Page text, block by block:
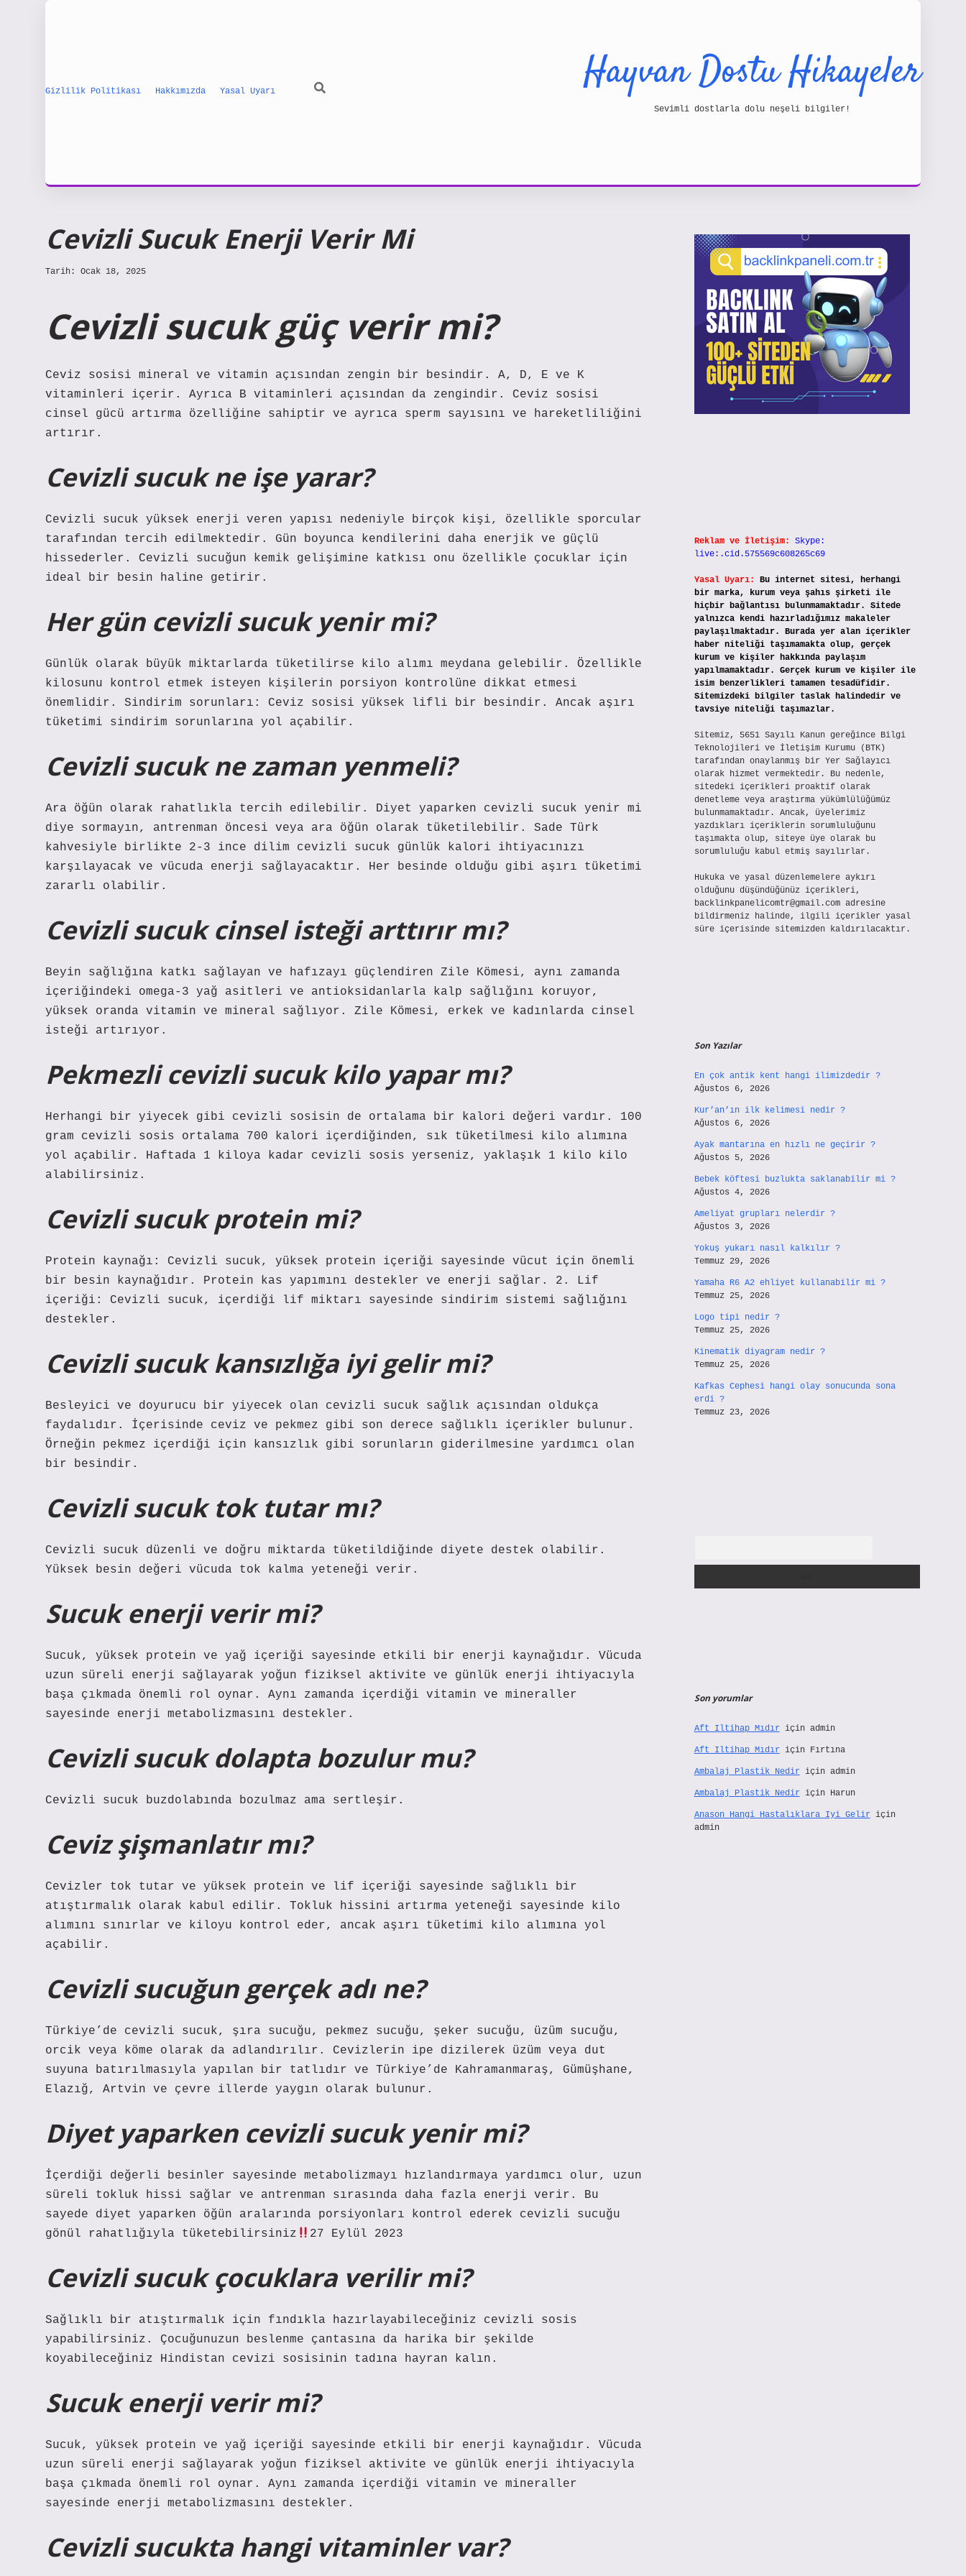
Gizlilik Politikası Hakkımızda Yasal Uyarı Hayvan Dostu Hikayeler
Sevimli dostlarla dolu neşeli bilgiler!
Cevizli Sucuk Enerji Verir Mi
Tarih: Ocak 18, 2025
Cevizli sucuk güç verir mi?
Ceviz sosisi mineral ve vitamin açısından zengin bir besindir. A, D, E ve K
vitaminleri içerir. Ayrıca B vitaminleri açısından da zengindir. Ceviz sosisi
cinsel gücü artırma özelliğine sahiptir ve ayrıca sperm sayısını ve hareketliliğini
artırır.
Cevizli sucuk ne işe yarar?
Cevizli sucuk yüksek enerji veren yapısı nedeniyle birçok kişi, özellikle sporcular
tarafından tercih edilmektedir. Gün boyunca kendilerini daha enerjik ve güçlü
hissederler. Cevizli sucuğun kemik gelişimine katkısı onu özellikle çocuklar için
ideal bir besin haline getirir.
Her gün cevizli sucuk yenir mi?
Günlük olarak büyük miktarlarda tüketilirse kilo alımı meydana gelebilir. Özellikle
kilosunu kontrol etmek isteyen kişilerin porsiyon kontrolüne dikkat etmesi
önemlidir. Sindirim sorunları: Ceviz sosisi yüksek lifli bir besindir. Ancak aşırı
tüketimi sindirim sorunlarına yol açabilir.
Cevizli sucuk ne zaman yenmeli?
Ara öğün olarak rahatlıkla tercih edilebilir. Diyet yaparken cevizli sucuk yenir mi
diye sormayın, antrenman öncesi veya ara öğün olarak tüketilebilir. Sade Türk
kahvesiyle birlikte 2-3 ince dilim cevizli sucuk günlük kalori ihtiyacınızı
karşılayacak ve vücuda enerji sağlayacaktır. Her besinde olduğu gibi aşırı tüketimi
zararlı olabilir.
Cevizli sucuk cinsel isteği arttırır mı?
Beyin sağlığına katkı sağlayan ve hafızayı güçlendiren Zile Kömesi, aynı zamanda
içeriğindeki omega-3 yağ asitleri ve antioksidanlarla kalp sağlığını koruyor,
yüksek oranda vitamin ve mineral sağlıyor. Zile Kömesi, erkek ve kadınlarda cinsel
isteği artırıyor.
Pekmezli cevizli sucuk kilo yapar mı?
Herhangi bir yiyecek gibi cevizli sosisin de ortalama bir kalori değeri vardır. 100
gram cevizli sosis ortalama 700 kalori içerdiğinden, sık tüketilmesi kilo alımına
yol açabilir. Haftada 1 kiloya kadar cevizli sosis yerseniz, yaklaşık 1 kilo kilo
alabilirsiniz.
Cevizli sucuk protein mi?
Protein kaynağı: Cevizli sucuk, yüksek protein içeriği sayesinde vücut için önemli
bir besin kaynağıdır. Protein kas yapımını destekler ve enerji sağlar. 2. Lif
içeriği: Cevizli sucuk, içerdiği lif miktarı sayesinde sindirim sistemi sağlığını
destekler.
Cevizli sucuk kansızlığa iyi gelir mi?
Besleyici ve doyurucu bir yiyecek olan cevizli sucuk sağlık açısından oldukça
faydalıdır. İçerisinde ceviz ve pekmez gibi son derece sağlıklı içerikler bulunur.
Örneğin pekmez içerdiği için kansızlık gibi sorunların giderilmesine yardımcı olan
bir besindir.
Cevizli sucuk tok tutar mı?
Cevizli sucuk düzenli ve doğru miktarda tüketildiğinde diyete destek olabilir.
Yüksek besin değeri vücuda tok kalma yeteneği verir.
Sucuk enerji verir mi?
Sucuk, yüksek protein ve yağ içeriği sayesinde etkili bir enerji kaynağıdır. Vücuda
uzun süreli enerji sağlayarak yoğun fiziksel aktivite ve günlük enerji ihtiyacıyla
başa çıkmada önemli rol oynar. Aynı zamanda içerdiği vitamin ve mineraller
sayesinde enerji metabolizmasını destekler.
Cevizli sucuk dolapta bozulur mu?
Cevizli sucuk buzdolabında bozulmaz ama sertleşir.
Ceviz şişmanlatır mı?
Cevizler tok tutar ve yüksek protein ve lif içeriği sayesinde sağlıklı bir
atıştırmalık olarak kabul edilir. Tokluk hissini artırma yeteneği sayesinde kilo
alımını sınırlar ve kiloyu kontrol eder, ancak aşırı tüketimi kilo alımına yol
açabilir.
Cevizli sucuğun gerçek adı ne?
Türkiye’de cevizli sucuk, şıra sucuğu, pekmez sucuğu, şeker sucuğu, üzüm sucuğu,
orcik veya köme olarak da adlandırılır. Cevizlerin ipe dizilerek üzüm veya dut
suyuna batırılmasıyla yapılan bir tatlıdır ve Türkiye’de Kahramanmaraş, Gümüşhane,
Elazığ, Artvin ve çevre illerde yaygın olarak bulunur.
Diyet yaparken cevizli sucuk yenir mi?
İçerdiği değerli besinler sayesinde metabolizmayı hızlandırmaya yardımcı olur, uzun
süreli tokluk hissi sağlar ve antrenman sırasında daha fazla enerji verir. Bu
sayede diyet yaparken öğün aralarında porsiyonları kontrol ederek cevizli sucuğu
gönül rahatlığıyla tüketebilirsiniz
27 Eylül 2023
Cevizli sucuk çocuklara verilir mi?
Sağlıklı bir atıştırmalık için fındıkla hazırlayabileceğiniz cevizli sosis
yapabilirsiniz. Çocuğunuzun beslenme çantasına da harika bir şekilde
koyabileceğiniz Hindistan cevizi sosisinin tadına hayran kalın.
Sucuk enerji verir mi?
Sucuk, yüksek protein ve yağ içeriği sayesinde etkili bir enerji kaynağıdır. Vücuda
uzun süreli enerji sağlayarak yoğun fiziksel aktivite ve günlük enerji ihtiyacıyla
başa çıkmada önemli rol oynar. Aynı zamanda içerdiği vitamin ve mineraller
sayesinde enerji metabolizmasını destekler.
Cevizli sucukta hangi vitaminler var?
Reklam ve İletişim:
Skype:
live:.cid.575569c608265c69
Yasal Uyarı:
Bu internet sitesi, herhangi
bir marka, kurum veya şahıs şirketi ile
hiçbir bağlantısı bulunmamaktadır. Sitede
yalnızca kendi hazırladığımız makaleler
paylaşılmaktadır. Burada yer alan içerikler
haber niteliği taşımamakta olup, gerçek
kurum ve kişiler hakkında paylaşım
yapılmamaktadır. Gerçek kurum ve kişiler ile
isim benzerlikleri tamamen tesadüfidir.
Sitemizdeki bilgiler taslak halindedir ve
tavsiye niteliği taşımazlar.
Sitemiz, 5651 Sayılı Kanun gereğince Bilgi
Teknolojileri ve İletişim Kurumu (BTK)
tarafından onaylanmış bir Yer Sağlayıcı
olarak hizmet vermektedir. Bu nedenle,
sitedeki içerikleri proaktif olarak
denetleme veya araştırma yükümlülüğümüz
bulunmamaktadır. Ancak, üyelerimiz
yazdıkları içeriklerin sorumluluğunu
taşımakta olup, siteye üye olarak bu
sorumluluğu kabul etmiş sayılırlar.
Hukuka ve yasal düzenlemelere aykırı
olduğunu düşündüğünüz içerikleri,
backlinkpanelicomtr@gmail.comadresine
bildirmeniz halinde, ilgili içerikler yasal
süre içerisinde sitemizden kaldırılacaktır.
Son Yazılar
En çok antik kent hangi ilimizdedir ?
Ağustos 6, 2026
Kur’an’ın ilk kelimesi nedir ?
Ağustos 6, 2026
Ayak mantarına en hızlı ne geçirir ?
Ağustos 5, 2026
Bebek köftesi buzlukta saklanabilir mi ?
Ağustos 4, 2026
Ameliyat grupları nelerdir ?
Ağustos 3, 2026
Yokuş yukarı nasıl kalkılır ?
Temmuz 29, 2026
Yamaha R6 A2 ehliyet kullanabilir mi ?
Temmuz 25, 2026
Logo tipi nedir ?
Temmuz 25, 2026
Kinematik diyagram nedir ?
Temmuz 25, 2026
Kafkas Cephesi hangi olay sonucunda sona
erdi ?
Temmuz 23, 2026
Son yorumlar
Aft Iltihap Mıdır için admin
Aft Iltihap Mıdır için Fırtına
Ambalaj Plastik Nedir için admin
Ambalaj Plastik Nedir için Harun
Anason Hangi Hastalıklara Iyi Gelir için
admin